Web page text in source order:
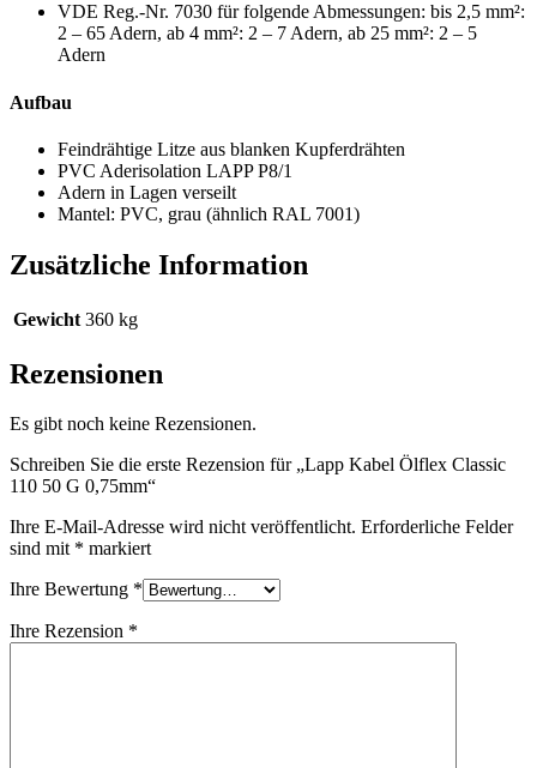
VDE Reg.-Nr. 7030 für folgende Abmessungen: bis 2,5 mm²:
2 – 65 Adern, ab 4 mm²: 2 – 7 Adern, ab 25 mm²: 2 – 5
Adern
Aufbau
Feindrähtige Litze aus blanken Kupferdrähten
PVC Aderisolation LAPP P8/1
Adern in Lagen verseilt
Mantel: PVC, grau (ähnlich RAL 7001)
Zusätzliche Information
Gewicht 360 kg
Rezensionen
Es gibt noch keine Rezensionen.
Schreiben Sie die erste Rezension für „Lapp Kabel Ölflex Classic
110 50 G 0,75mm“
Ihre E-Mail-Adresse wird nicht veröffentlicht. Erforderliche Felder
sind mit * markiert
Ihre Bewertung *
Ihre Rezension *